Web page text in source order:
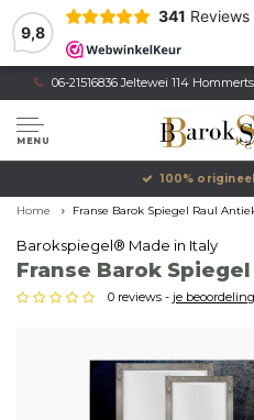
9,8
341 Reviews
06-21516836 Jeltewei 114
MENU
100% origineel,
Home Franse Barok Spiegel Raul
Barokspiegel® Made in Italy
Franse Barok
0 reviews - je